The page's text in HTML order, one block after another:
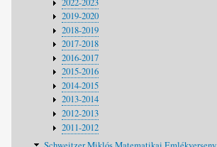
2019-2020
2018-2019
2017-2018
2016-2017
2015-2016
2014-2015
2013-2014
2012-2013
2011-2012